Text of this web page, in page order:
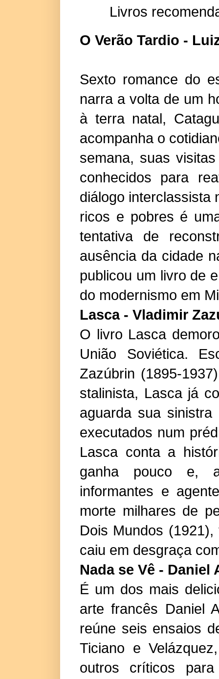
Livros
O Verão Tardio -
Sexto romance do
narra a volta de um
à terra natal,
acompanha o
semana, suas
conhecidos para
diálogo interclassista
ricos e pobres é
tentativa de
ausência da cidade
publicou um livro de
do modernismo em
Lasca - Vladimir
O livro Lasca
União Soviética.
Zazúbrin (1895-
stalinista, Lasca já
aguarda sua
executados num
Lasca conta a
ganha pouco e,
informantes e
morte milhares de
Dois Mundos
caiu em desgraça
Nada se Vê - Daniel
É um dos mais
arte francês Daniel
reúne seis ensaios
Ticiano e
outros críticos